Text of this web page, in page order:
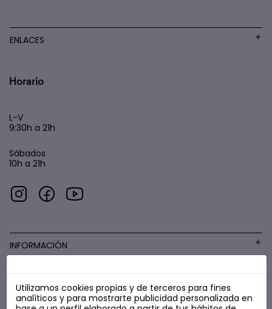
ENLACES
Horario
L-V
9:30h a 21h
Sábados
10h a 21h
INFORMACIÓN
COSMÉTICA LOW COST
Utilizamos cookies propias y de terceros para fines
analíticos y para mostrarte publicidad personalizada en